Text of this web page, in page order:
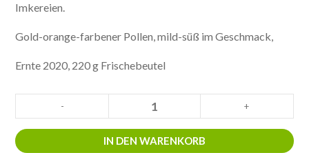
Imkereien.
Gold-orange-farbener Pollen, mild-süß im Geschmack,
Ernte 2020, 220 g Frischebeutel
Blütenpollen
-
220
- +
IN DEN WARENKORB